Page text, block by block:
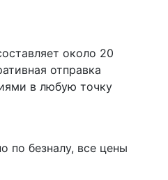
около 20
отправка
в любую точку
по безналу, все цены